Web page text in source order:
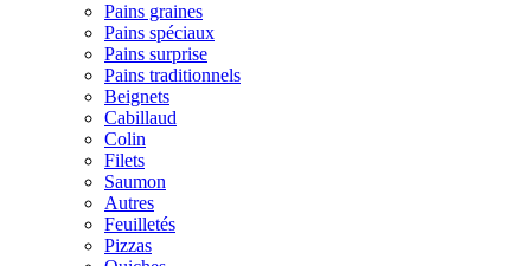
Pains graines
Pains spéciaux
Pains surprise
Pains traditionnels
Beignets
Cabillaud
Colin
Filets
Saumon
Autres
Feuilletés
Pizzas